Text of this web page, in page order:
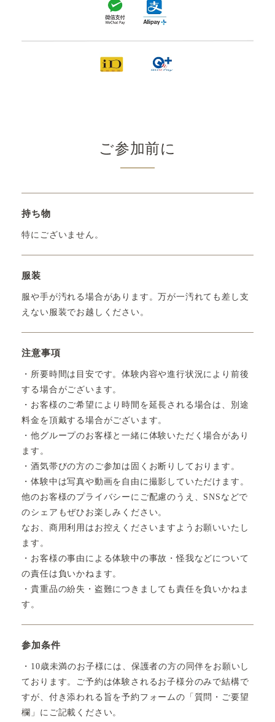
ご参加前に
持ち物
特にございません。
服装
服や手が汚れる場合があります。万が一汚れても差し支
えない服装でお越しください。
注意事項
・所要時間は目安です。体験内容や進行状況により前後
する場合がございます。
・お客様のご希望により時間を延長される場合は、別途
料金を頂戴する場合がございます。
・他グループのお客様と一緒に体験いただく場合があり
ます。
・酒気帯びの方のご参加は固くお断りしております。
・体験中は写真や動画を自由に撮影していただけます。
他のお客様のプライバシーにご配慮のうえ、SNSなどで
のシェアもぜひお楽しみください。
なお、商用利用はお控えくださいますようお願いいたし
ます。
・お客様の事由による体験中の事故・怪我などについて
の責任は負いかねます。
・貴重品の紛失・盗難につきましても責任を負いかねま
す。
参加条件
・10歳未満のお子様には、保護者の方の同伴をお願いし
ております。ご予約は体験されるお子様分のみで結構で
すが、付き添われる旨を予約フォームの「質問・ご要望
欄」にご記載ください。